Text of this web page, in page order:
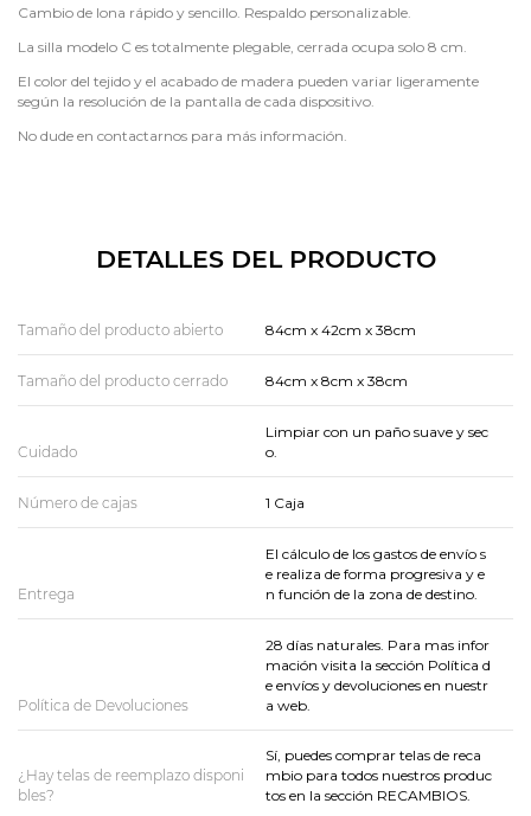
Cambio de lona rápido y sencillo. Respaldo personalizable.
La silla modelo C es totalmente plegable, cerrada ocupa solo 8 cm.
El color del tejido y el acabado de madera pueden variar ligeramente
según la resolución de la pantalla de cada dispositivo.
No dude en contactarnos para más información.
DETALLES DEL PRODUCTO
Tamaño del producto abierto 84cm x 42cm x 38cm
Tamaño del producto cerrado 84cm x 8cm x 38cm
Cuidado
Limpiar con un paño suave y sec
o.
Número de cajas 1 Caja
Entrega
El cálculo de los gastos de envío s
e realiza de forma progresiva y e
n función de la zona de destino.
Política de Devoluciones
28 días naturales. Para mas infor
mación visita la sección Política d
e envíos y devoluciones en nuestr
a web.
¿Hay telas de reemplazo disponi
bles?
Sí, puedes comprar telas de reca
mbio para todos nuestros produc
tos en la sección RECAMBIOS.